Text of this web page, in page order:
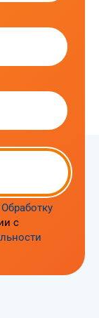
Обработку
с